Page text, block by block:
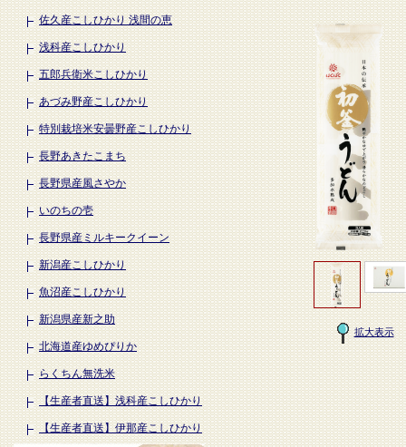
佐久産こしひかり 浅間の恵
浅科産こしひかり
五郎兵衛米こしひかり
あづみ野産こしひかり
特別栽培米安曇野産こしひかり
長野あきたこまち
長野県産風さやか
いのちの壱
長野県産ミルキークイーン
新潟産こしひかり
魚沼産こしひかり
新潟県産新之助
北海道産ゆめぴりか
らくちん無洗米
【生産者直送】浅科産こしひかり
【生産者直送】伊那産こしひかり
拡大表示